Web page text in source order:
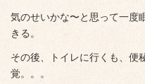
気のせいかな〜と思って一度
きる。
その後、トイレに行くも、便
覚。。。